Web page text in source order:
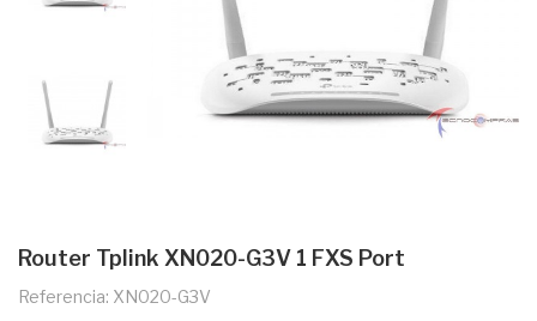
Router Tplink XN020-G3V 1 FXS Port
Referencia: XN020-G3V